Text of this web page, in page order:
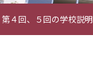
第４回、５回の学校説